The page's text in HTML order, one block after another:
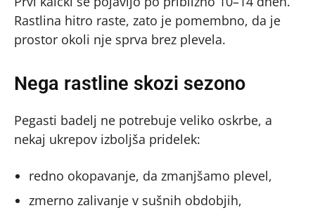
Rastlina hitro raste, zato je pomembno, da je
prostor okoli nje sprva brez plevela.
Nega rastline skozi sezono
Pegasti badelj ne potrebuje veliko oskrbe, a
nekaj ukrepov izboljša pridelek:
redno okopavanje, da zmanjšamo plevel,
zmerno zalivanje v sušnih obdobjih,